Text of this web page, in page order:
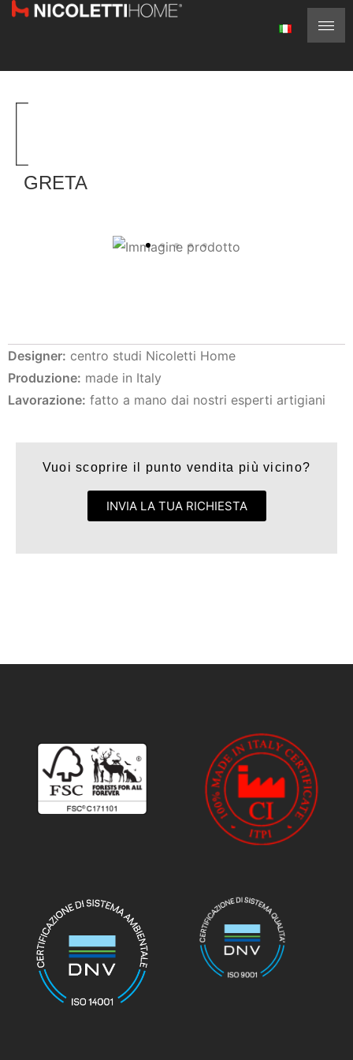
GRETA
Designer: centro studi Nicoletti Home
Produzione: made in Italy
Lavorazione: fatto a mano dai nostri esperti artigiani
Vuoi scoprire il punto vendita più vicino?
INVIA LA TUA RICHIESTA